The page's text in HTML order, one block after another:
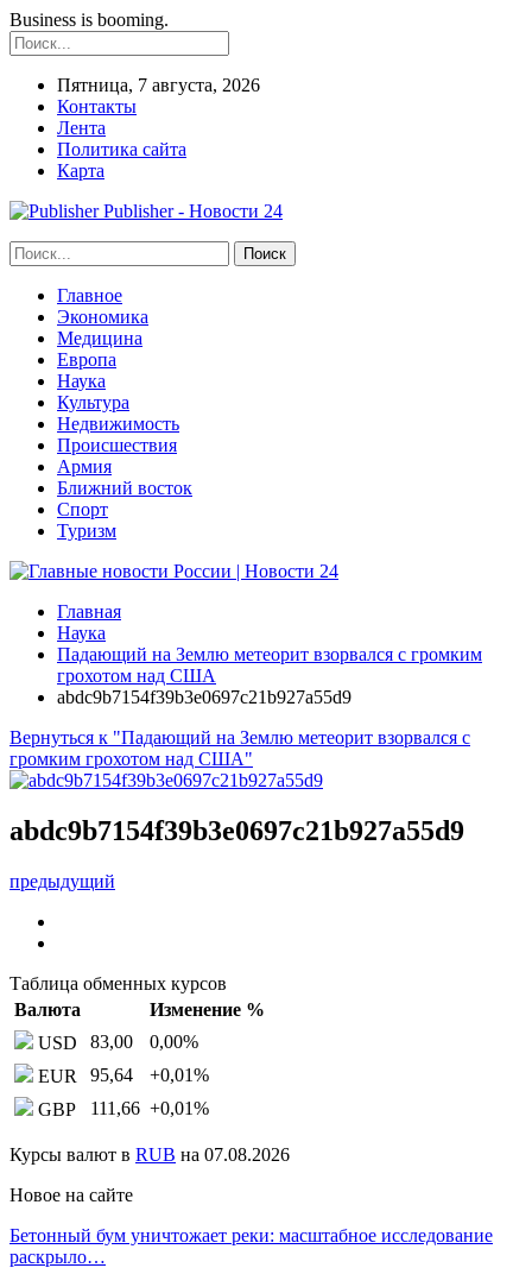
Business is booming.
Пятница, 7 августа, 2026
Контакты
Лента
Политика сайта
Карта
Publisher - Новости 24
Главное
Экономика
Медицина
Европа
Наука
Культура
Недвижимость
Происшествия
Армия
Ближний восток
Спорт
Туризм
Главная
Наука
Падающий на Землю метеорит взорвался с громким
грохотом над США
abdc9b7154f39b3e0697c21b927a55d9
Вернуться к "Падающий на Землю метеорит взорвался с
громким грохотом над США"
abdc9b7154f39b3e0697c21b927a55d9
предыдущий
Таблица обменных курсов
Валюта
Изменение %
USD
83,00 0,00%
EUR
95,64 +0,01%
GBP
111,66 +0,01%
Курсы валют в RUB на 07.08.2026
Новое на сайте
Бетонный бум уничтожает реки: масштабное исследование
раскрыло…